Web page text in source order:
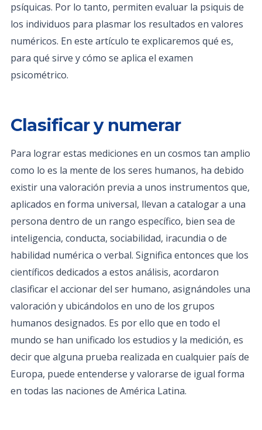
psíquicas. Por lo tanto, permiten evaluar la psiquis de
los individuos para plasmar los resultados en valores
numéricos. En este artículo te explicaremos qué es,
para qué sirve y cómo se aplica el examen
psicométrico.
Clasificar y numerar
Para lograr estas mediciones en un cosmos tan amplio
como lo es la mente de los seres humanos, ha debido
existir una valoración previa a unos instrumentos que,
aplicados en forma universal, llevan a catalogar a una
persona dentro de un rango específico, bien sea de
inteligencia, conducta, sociabilidad, iracundia o de
habilidad numérica o verbal. Significa entonces que los
científicos dedicados a estos análisis, acordaron
clasificar el accionar del ser humano, asignándoles una
valoración y ubicándolos en uno de los grupos
humanos designados. Es por ello que en todo el
mundo se han unificado los estudios y la medición, es
decir que alguna prueba realizada en cualquier país de
Europa, puede entenderse y valorarse de igual forma
en todas las naciones de América Latina.